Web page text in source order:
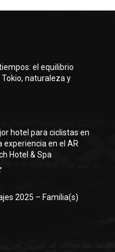
el equilibrio
naturaleza y
hotel para ciclistas en
experiencia en el AR
Hotel & Spa
2025 – Familia(s)